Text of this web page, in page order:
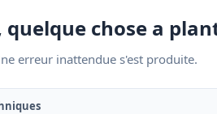
quelque chose a
erreur inattendue s'est produite.